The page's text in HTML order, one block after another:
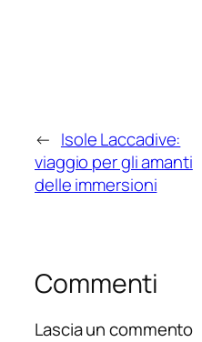
← Isole Laccadive:
viaggio per gli amanti
delle immersioni
Commenti
Lascia un commento